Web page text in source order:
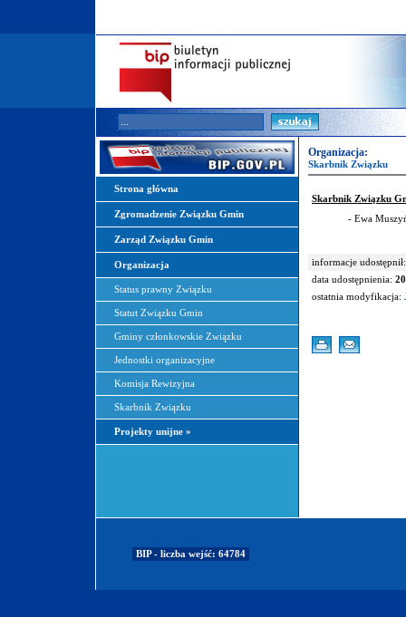
Strona główna
Zgromadzenie Związku Gmin
Zarząd Związku Gmin
Organizacja
Status prawny Związku
Statut Związku Gmin
Gminy członkowskie Związku
Jednostki organizacyjne
Komisja Rewizyjna
Skarbnik Związku
Projekty unijne »
Organizacja:
Skarbnik Związku
Skarbnik Związku
- Ewa
informacje udostępnił:
data udostępnienia:
ostatnia modyfikacja:
BIP - liczba wejść: 64784